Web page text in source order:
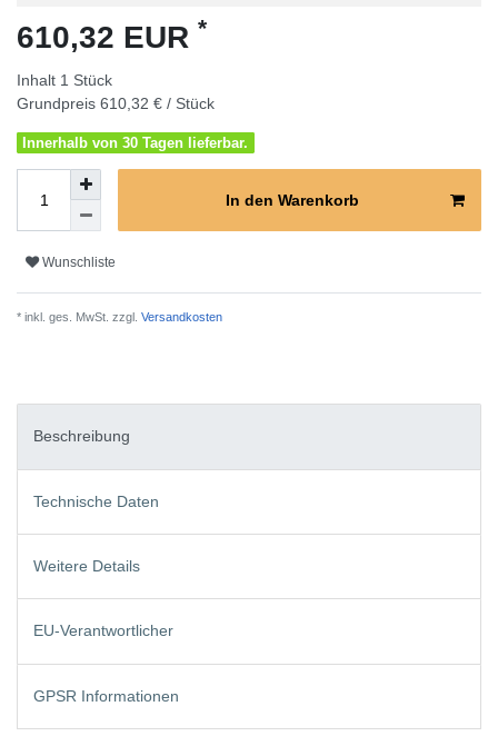
610,32 EUR *
Inhalt 1 Stück
Grundpreis 610,32 € / Stück
Innerhalb von 30 Tagen lieferbar.
In den Warenkorb
Wunschliste
* inkl. ges. MwSt. zzgl. Versandkosten
Beschreibung
Technische Daten
Weitere Details
EU-Verantwortlicher
GPSR Informationen